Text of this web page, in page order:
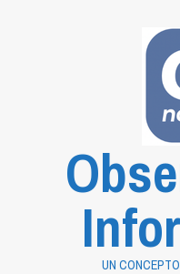
UN